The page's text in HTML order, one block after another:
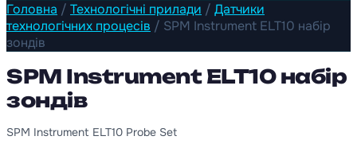
Головна / Технологічні прилади / Датчики
технологічних процесів / SPM Instrument ELT10 набір
зондів
SPM Instrument ELT10 набір
зондів
SPM Instrument ELT10 Probe Set